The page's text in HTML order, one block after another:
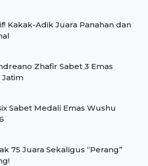
Kakak-Adik Juara Panahan dan
Zhafir Sabet 3 Emas
Jatim
Sabet Medali Emas Wushu
75 Juara Sekaligus “Perang”